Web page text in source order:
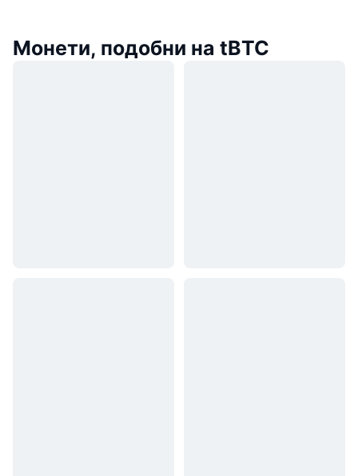
Монети, подобни на tBTC